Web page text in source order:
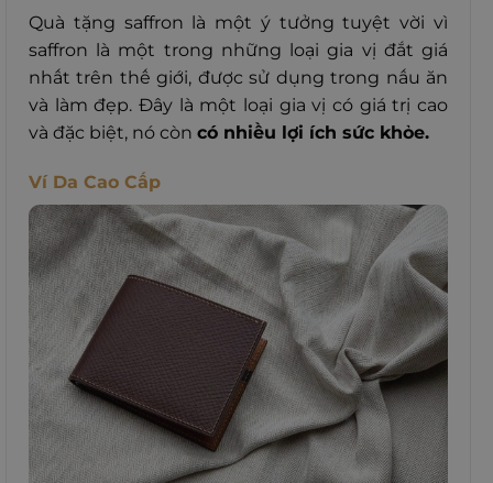
Quà tặng saffron là một ý tưởng tuyệt vời vì
saffron là một trong những loại gia vị đắt giá
nhất trên thế giới, được sử dụng trong nấu ăn
và làm đẹp. Đây là một loại gia vị có giá trị cao
và đặc biệt, nó còn có nhiều lợi ích sức khỏe.
Ví Da Cao Cấp